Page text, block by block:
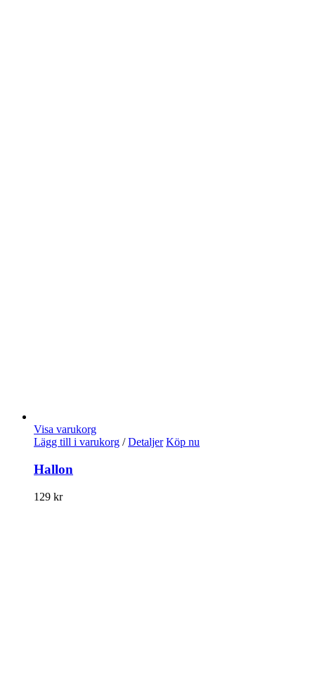
Visa varukorg
Lägg till i varukorg / Detaljer Köp nu
Hallon
129 kr